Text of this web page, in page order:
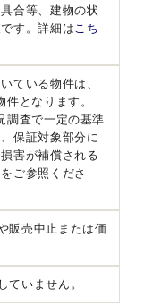
合等、建物の状
す。詳細は こち
ている物件は、
となります。
調査で一定の基準
保証対象部分に
害が補償される
をご参照くださ
販売中止または価
ていません。